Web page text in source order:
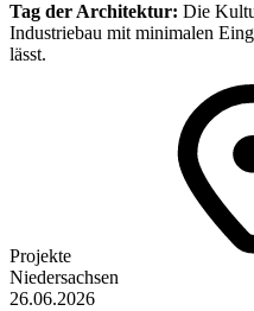
Tag der Architektur: Die
Industriebau mit minimalen
lässt.
Projekte
Niedersachsen
26.06.2026